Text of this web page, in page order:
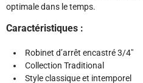
optimale dans le temps.
Caractéristiques :
Robinet d’arrêt encastré 3/4"
Collection Traditional
Style classique et intemporel